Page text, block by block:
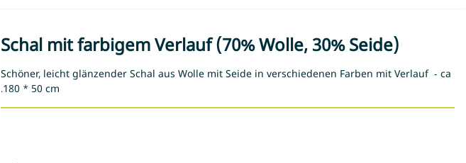
Schal mit farbigem Verlauf (70% Wolle, 30% Seide)
Schöner, leicht glänzender Schal aus Wolle mit Seide in verschiedenen Farben mit Verlauf - ca
.180 * 50 cm